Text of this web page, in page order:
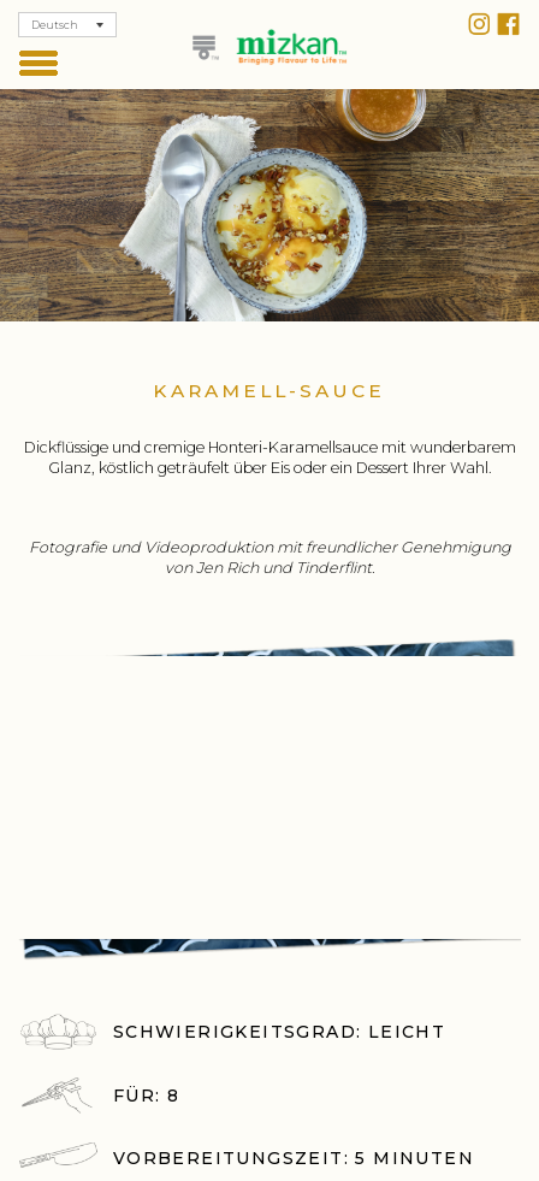
Deutsch
KARAMELL-SAUCE
Dickflüssige und cremige Honteri-Karamellsauce mit wunderbarem
Glanz, köstlich geträufelt über Eis oder ein Dessert Ihrer Wahl.
Fotografie und Videoproduktion mit freundlicher Genehmigung
von Jen Rich und Tinderflint.
SCHWIERIGKEITSGRAD: LEICHT
FÜR: 8
VORBEREITUNGSZEIT: 5 MINUTEN